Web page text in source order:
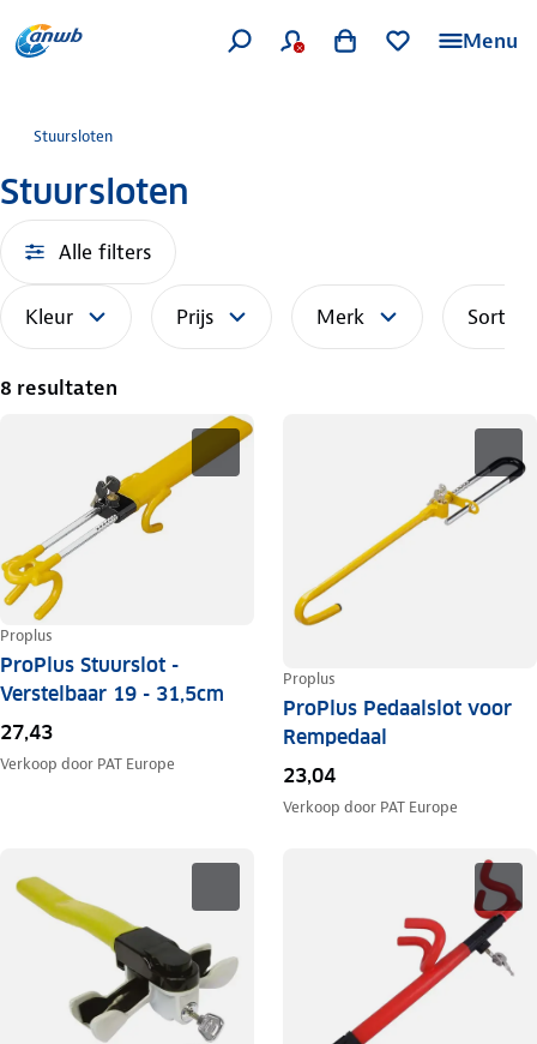
Menu
Stuursloten
Stuursloten
Alle filters
Kleur Prijs Merk
8 resultaten
Proplus
ProPlus Stuurslot -
Verstelbaar 19 - 31,5cm
27,43
Verkoop door PAT Europe
Proplus
ProPlus Pedaalslot voor
Rempedaal
23,04
Verkoop door PAT Europe